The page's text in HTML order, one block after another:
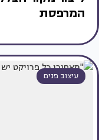
המרפסת
עיצוב פנים